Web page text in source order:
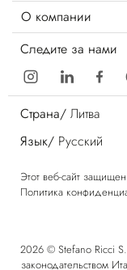
О компании
Следите за нами
Страна/ Литва
Язык/ Русский
Этот веб-сайт
Политика
2026 © Stefano Ricci
законодательством